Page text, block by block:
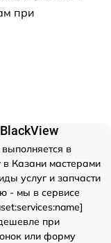
при
выполняется в
Казани мастерами
услуг и запчасти
- мы в сервисе
при
или форму